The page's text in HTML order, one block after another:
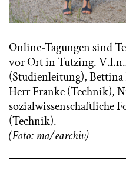
Online-Tagungen sind
vor Ort in Tutzing.
(Studienleitung),
Herr Franke (Technik),
sozialwissenschaftliche
(Technik).
(Foto: ma/earchiv)